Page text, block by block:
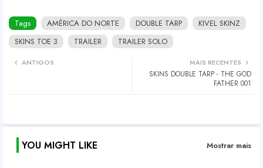
Tags AMÉRICA DO NORTE DOUBLE TARP
KIVEL SKINZ
SKINS TOE 3
TRAILER TRAILER SOLO
MAIS RECENTES
SKINS DOUBLE TARP - THE GOD
FATHER 001
ANTIGOS
YOU MIGHT LIKE Mostrar mais